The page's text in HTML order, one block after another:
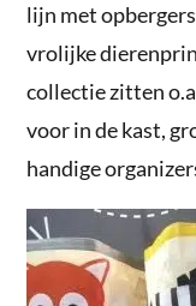
lijn met
vrolijke
collectie zitten
voor in de kast,
handige